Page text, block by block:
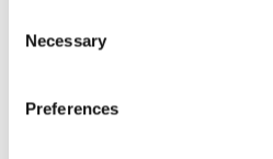
Selection
Necessary
Preferences